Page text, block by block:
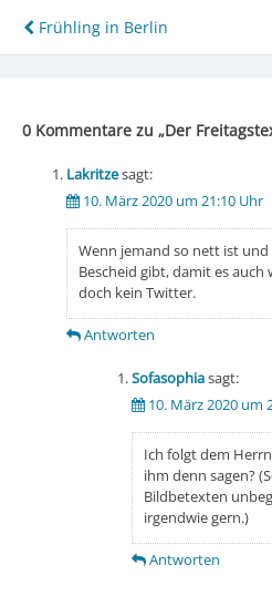
Frühling in Berlin
0 Kommentare zu „Der
Lakritzesagt:
10. März 2020 um 21:10 Uhr
Wenn jemand so nett ist
Bescheid gibt, damit es
doch kein Twitter.
Antworten
Sofasophiasagt:
10. März 2020 um
Ich folgt dem
ihm denn sagen?
Bildbetexten
irgendwie gern.)
Antworten